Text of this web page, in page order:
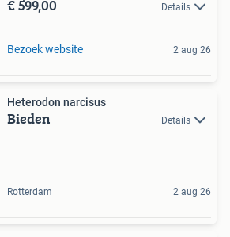
€ 599,00 Details
Bezoek website 2 aug 26
Heterodon narcisus
Bieden Details
Rotterdam 2 aug 26